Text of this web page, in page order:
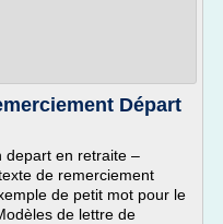
Départ
depart en retraite –
de remerciement
de petit mot pour le
de lettre de